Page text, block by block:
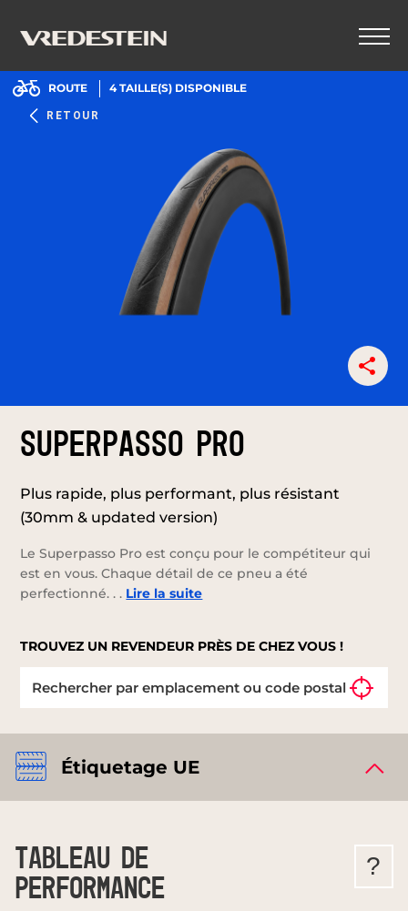
RETOUR
ROUTE 4TAILLE(S) DISPONIBLE
SUPERPASSO PRO
Plus rapide, plus performant, plus résistant
(30mm & updated version)
Le Superpasso Pro est conçu pour le compétiteur qui
est en vous. Chaque détail de ce pneu a été
perfectionné. . . Lire la suite
TROUVEZ UN REVENDEUR PRÈS DE CHEZ VOUS !
Étiquetage UE
TABLEAU DE
PERFORMANCE
?